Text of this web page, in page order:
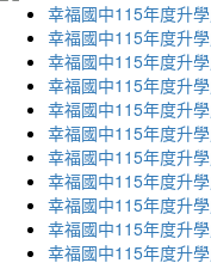
幸福國中115年度升
幸福國中115年度升
幸福國中115年度升
幸福國中115年度升
幸福國中115年度升
幸福國中115年度升
幸福國中115年度升
幸福國中115年度升
幸福國中115年度升
幸福國中115年度升
幸福國中115年度升